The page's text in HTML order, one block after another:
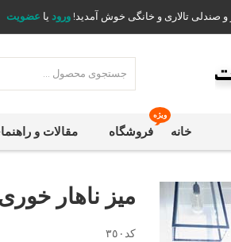
و صندلی تالاری و خانگی خوش آمدید! ورود یا عضویت
خانه فروشگاه
ویژه
مقالات و
میز ناهار
کد٣٥٠